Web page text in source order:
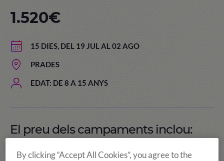
15 DIES, DEL 19 JUL AL 02 AGO
PRADES
EDAT: DE 8 A 15 ANYS
1.520€
El preu dels campaments inclou:
By clicking “Accept All Cookies”, you agree to the